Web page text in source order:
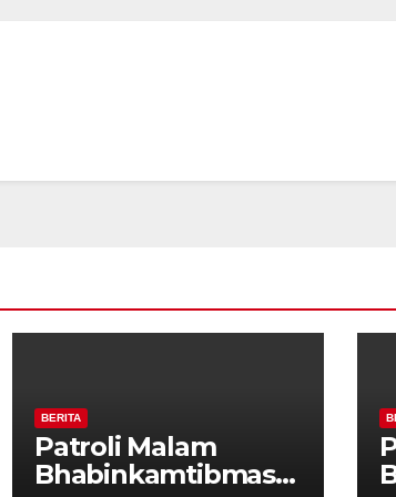
BERITA
Patroli Malam
Bhabinkamtibmas